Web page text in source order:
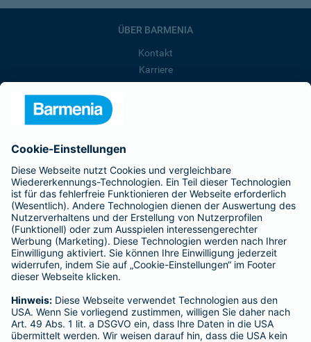
ÜBER BARMENIA
Kontakt
Karriere
Barmenia ist Teil der BarmeniaGothaer
BELIEBTE SEITEN
Kranken-Zusatzversicherung
Tierversicherungen
Haftpflichtversicherung
Hausratversicherung
Adresse ändern
Schaden melden